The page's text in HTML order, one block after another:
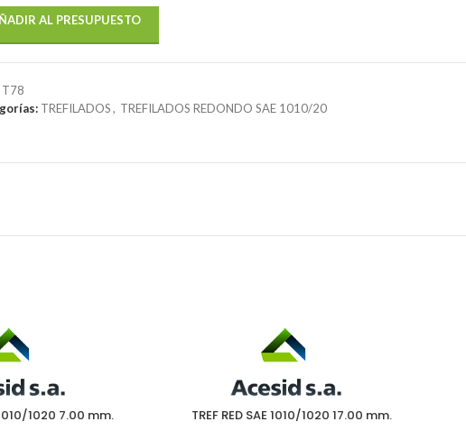
AL PRESUPUESTO
T78
TREFILADOS , TREFILADOS REDONDO SAE 1010/20
1010/1020 7.00 mm. TREF RED SAE 1010/1020 17.00 mm.